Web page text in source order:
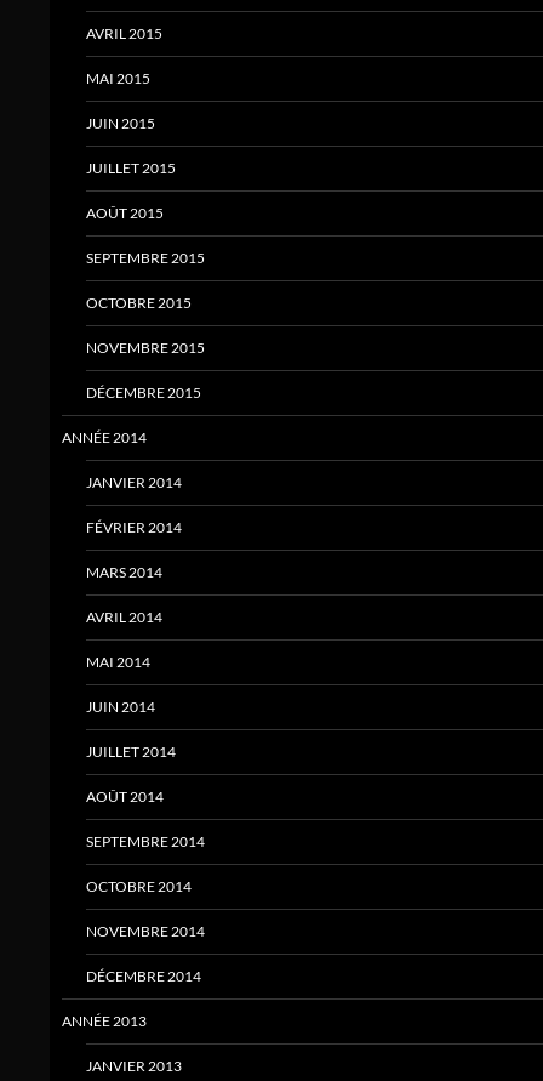
AVRIL 2015
MAI 2015
JUIN 2015
JUILLET 2015
AOÛT 2015
SEPTEMBRE 2015
OCTOBRE 2015
NOVEMBRE 2015
DÉCEMBRE 2015
ANNÉE 2014
JANVIER 2014
FÉVRIER 2014
MARS 2014
AVRIL 2014
MAI 2014
JUIN 2014
JUILLET 2014
AOÛT 2014
SEPTEMBRE 2014
OCTOBRE 2014
NOVEMBRE 2014
DÉCEMBRE 2014
ANNÉE 2013
JANVIER 2013